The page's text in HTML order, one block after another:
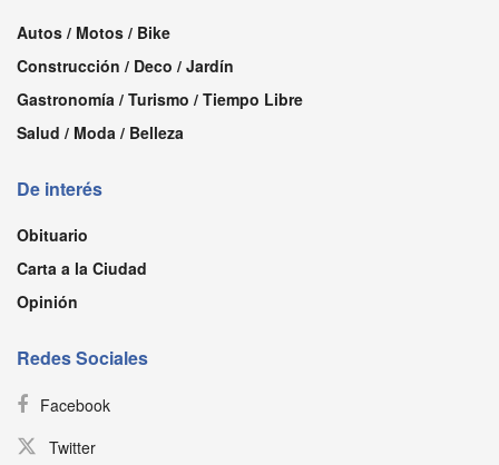
Autos / Motos / Bike
Construcción / Deco / Jardín
Gastronomía / Turismo / Tiempo Libre
Salud / Moda / Belleza
De interés
Obituario
Carta a la Ciudad
Opinión
Redes Sociales
Facebook
Twitter